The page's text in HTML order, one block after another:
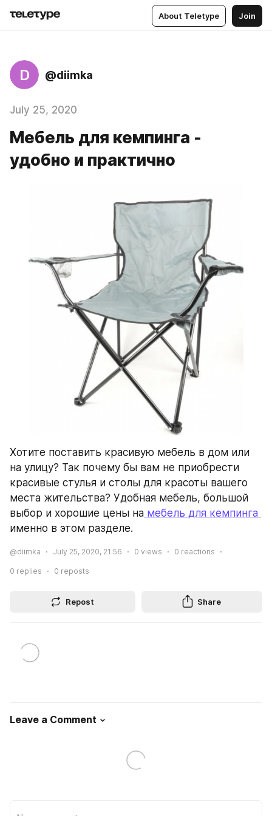
About Teletype Join
D @diimka
July 25, 2020
Мебель для кемпинга -
удобно и практично
Хотите поставить красивую мебель в дом или
на улицу? Так почему бы вам не приобрести
красивые стулья и столы для красоты вашего
места жительства? Удобная мебель, большой
выбор и хорошие цены на
именно в этом разделе.
@diimka July 25, 2020, 21:56 0 views 0 reactions
0 replies 0 reposts
Repost Share
Leave a Comment